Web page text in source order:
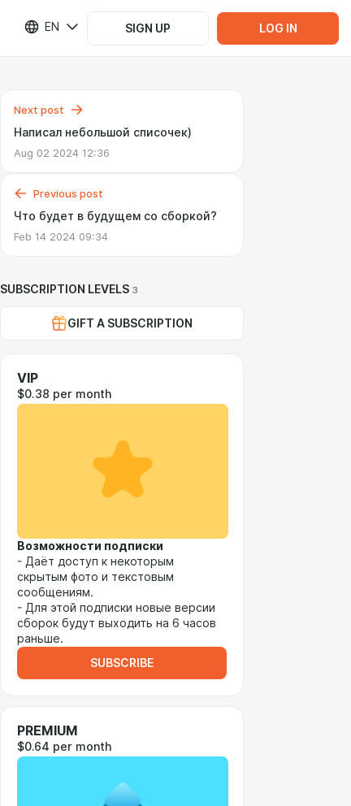
EN SIGN UP LOG IN
Next post
Написал небольшой списочек)
Aug 02 2024 12:36
Previous post
Что будет в будущем со сборкой?
Feb 14 2024 09:34
SUBSCRIPTION LEVELS 3
GIFT A SUBSCRIPTION
VIP
$0.38 per month
Возможности подписки
- Даёт доступ к некоторым
скрытым фото и текстовым
сообщениям.
- Для этой подписки новые версии
сборок будут выходить на 6 часов
раньше.
SUBSCRIBE
PREMIUM
$0.64 per month